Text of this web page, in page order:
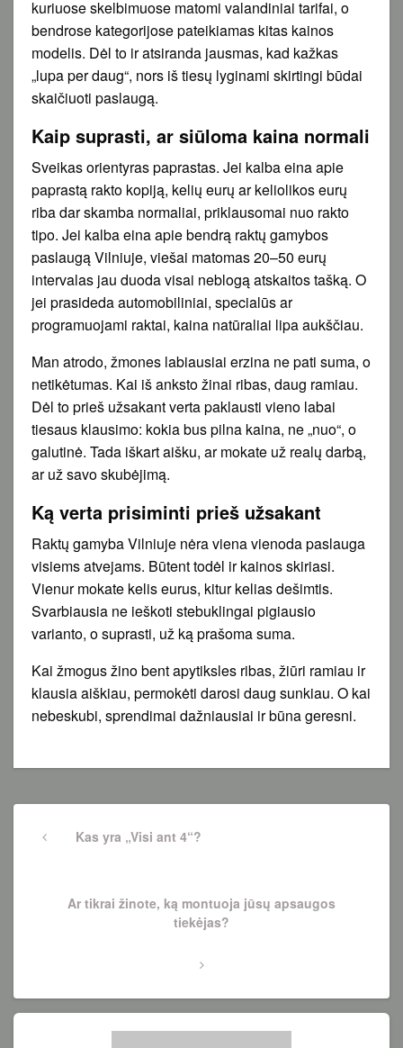
kuriuose skelbimuose matomi valandiniai tarifai, o
bendrose kategorijose pateikiamas kitas kainos
modelis. Dėl to ir atsiranda jausmas, kad kažkas
„lupa per daug“, nors iš tiesų lyginami skirtingi būdai
skaičiuoti paslaugą.
Kaip suprasti, ar siūloma kaina normali
Sveikas orientyras paprastas. Jei kalba eina apie
paprastą rakto kopiją, kelių eurų ar keliolikos eurų
riba dar skamba normaliai, priklausomai nuo rakto
tipo. Jei kalba eina apie bendrą raktų gamybos
paslaugą Vilniuje, viešai matomas 20–50 eurų
intervalas jau duoda visai neblogą atskaitos tašką. O
jei prasideda automobiliniai, specialūs ar
programuojami raktai, kaina natūraliai lipa aukščiau.
Man atrodo, žmones labiausiai erzina ne pati suma, o
netikėtumas. Kai iš anksto žinai ribas, daug ramiau.
Dėl to prieš užsakant verta paklausti vieno labai
tiesaus klausimo: kokia bus pilna kaina, ne „nuo“, o
galutinė. Tada iškart aišku, ar mokate už realų darbą,
ar už savo skubėjimą.
Ką verta prisiminti prieš užsakant
Raktų gamyba Vilniuje nėra viena vienoda paslauga
visiems atvejams. Būtent todėl ir kainos skiriasi.
Vienur mokate kelis eurus, kitur kelias dešimtis.
Svarbiausia ne ieškoti stebuklingai pigiausio
varianto, o suprasti, už ką prašoma suma.
Kai žmogus žino bent apytiksles ribas, žiūri ramiau ir
klausia aiškiau, permokėti darosi daug sunkiau. O kai
nebeskubi, sprendimai dažniausiai ir būna geresni.
Navigacija
tarpPreviousKas yra „Visi ant 4“?
NextAr tikrai žinote, ką montuoja jūsų apsaugos
tiekėjas?